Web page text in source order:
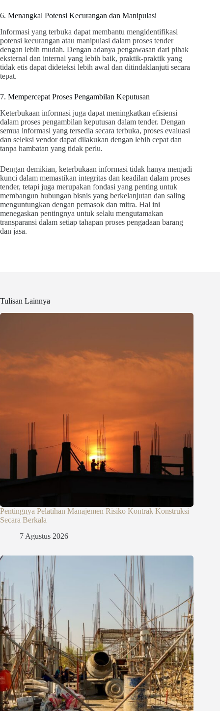
6. Menangkal Potensi Kecurangan dan Manipulasi
Informasi yang terbuka dapat membantu mengidentifikasi
potensi kecurangan atau manipulasi dalam proses tender
dengan lebih mudah. Dengan adanya pengawasan dari pihak
eksternal dan internal yang lebih baik, praktik-praktik yang
tidak etis dapat dideteksi lebih awal dan ditindaklanjuti secara
tepat.
7. Mempercepat Proses Pengambilan Keputusan
Keterbukaan informasi juga dapat meningkatkan efisiensi
dalam proses pengambilan keputusan dalam tender. Dengan
semua informasi yang tersedia secara terbuka, proses evaluasi
dan seleksi vendor dapat dilakukan dengan lebih cepat dan
tanpa hambatan yang tidak perlu.
Dengan demikian, keterbukaan informasi tidak hanya menjadi
kunci dalam memastikan integritas dan keadilan dalam proses
tender, tetapi juga merupakan fondasi yang penting untuk
membangun hubungan bisnis yang berkelanjutan dan saling
menguntungkan dengan pemasok dan mitra. Hal ini
menegaskan pentingnya untuk selalu mengutamakan
transparansi dalam setiap tahapan proses pengadaan barang
dan jasa.
Tulisan Lainnya
Pentingnya Pelatihan Manajemen Risiko Kontrak Konstruksi
Secara Berkala
7 Agustus 2026